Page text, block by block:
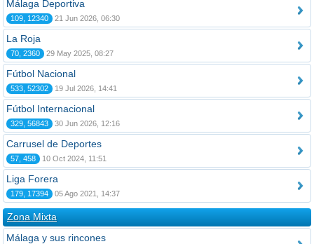
Málaga Deportiva
109, 12340 21 Jun 2026, 06:30
La Roja
70, 2360 29 May 2025, 08:27
Fútbol Nacional
533, 52302 19 Jul 2026, 14:41
Fútbol Internacional
329, 56843 30 Jun 2026, 12:16
Carrusel de Deportes
57, 458 10 Oct 2024, 11:51
Liga Forera
179, 17394 05 Ago 2021, 14:37
Zona Mixta
Málaga y sus rincones